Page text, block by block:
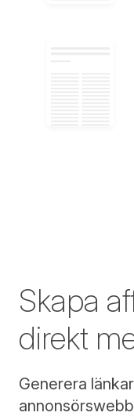
Skapa
direkt
Generera